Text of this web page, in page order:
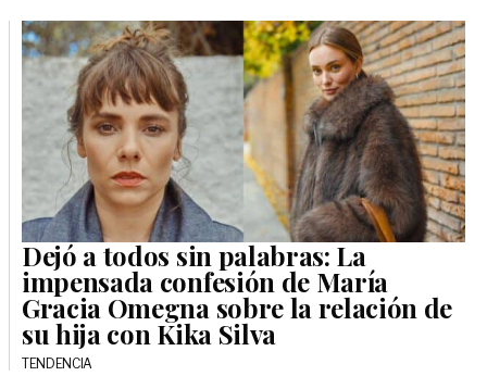
Dejó a todos sin palabras: La
impensada confesión de María
Gracia Omegna sobre la relación de
su hija con Kika Silva
TENDENCIA